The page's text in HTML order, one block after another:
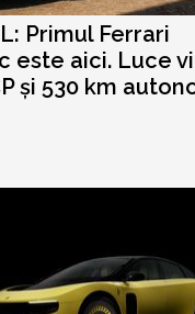
Primul Ferrari
este aici. Luce
și 530 km